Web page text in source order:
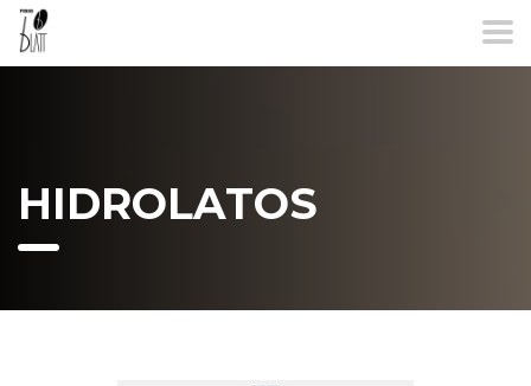
HIDROLATOS